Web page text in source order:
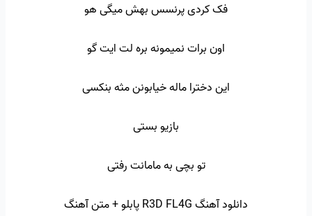
فک کردی پرنسس بهش میگی هو
اون برات نمیمونه بره لت ایت گو
این دخترا ماله خیابونن مثه بنکسی
بازیو بستی
تو بچی به مامانت رفتی
دانلود آهنگ R3D FL4G پابلو + متن آهنگ